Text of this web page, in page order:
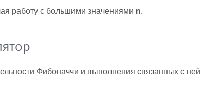
работу с большими значениями n.
Фибоначчи и выполнения связанных с ней